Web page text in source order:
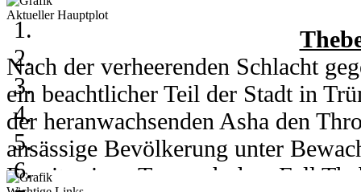
In Kou herrschen am 6. und 7. Juli
Grad. Am 8. des Monats kühlt ein
auf 28 Grad runter. Nachts erreicht
06. - 08. Juli 2003
Aktueller Hauptplot
Nach der verheerenden Schlacht
ein beachtlicher Teil der Stadt in
der heranwachsenden Asha den
ansässige Bevölkerung unter
Bereits einen Tag nach dem Fall